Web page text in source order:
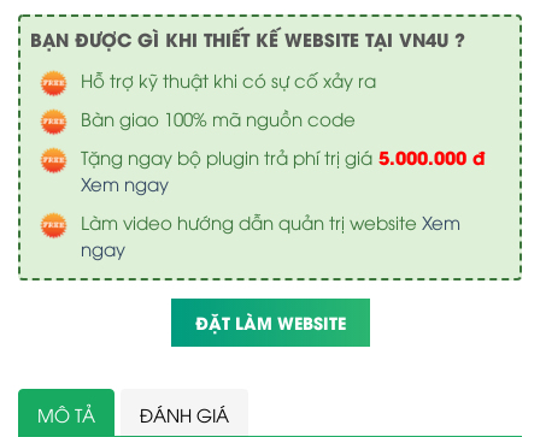
BẠN ĐƯỢC GÌ KHI THIẾT KẾ WEBSITE TẠI VN4U ?
Hỗ trợ kỹ thuật khi có sự cố xảy ra
Bàn giao 100% mã nguồn code
Tặng ngay bộ plugin trả phí trị giá 5.000.000 đ
Xem ngay
Làm video hướng dẫn quản trị website Xem
ngay
ĐẶT LÀM WEBSITE
MÔ TẢ ĐÁNH GIÁ